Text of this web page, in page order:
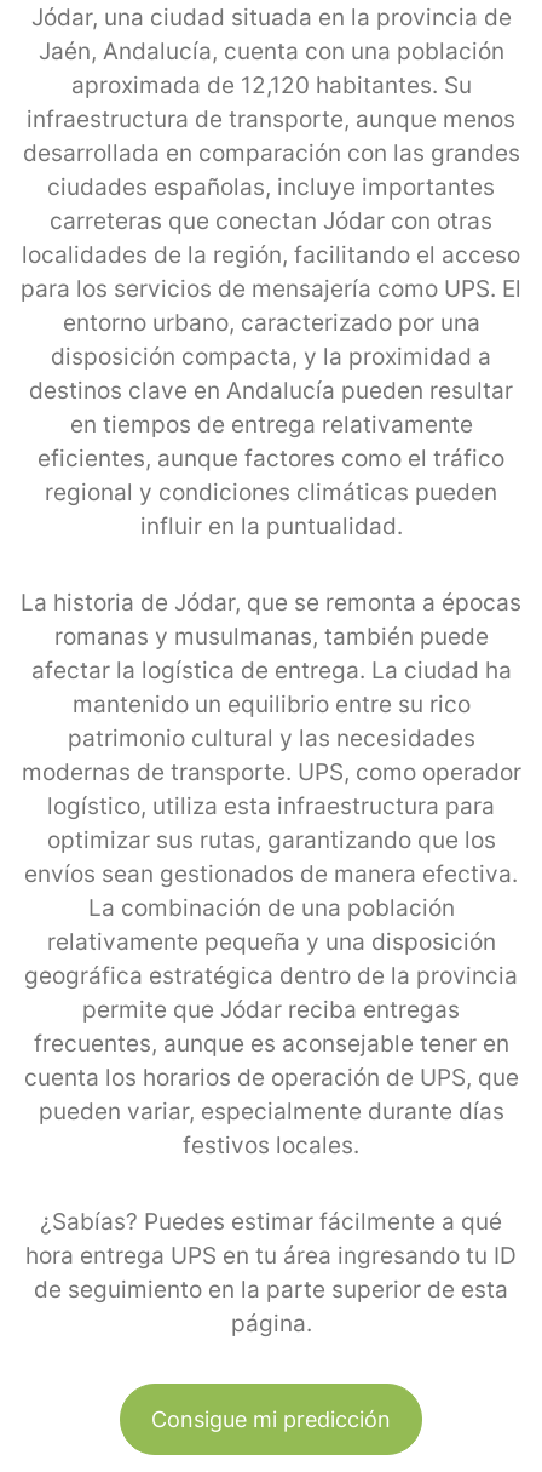
Jódar, una ciudad situada en la provincia de
Jaén, Andalucía, cuenta con una población
aproximada de 12,120 habitantes. Su
infraestructura de transporte, aunque menos
desarrollada en comparación con las grandes
ciudades españolas, incluye importantes
carreteras que conectan Jódar con otras
localidades de la región, facilitando el acceso
para los servicios de mensajería como UPS. El
entorno urbano, caracterizado por una
disposición compacta, y la proximidad a
destinos clave en Andalucía pueden resultar
en tiempos de entrega relativamente
eficientes, aunque factores como el tráfico
regional y condiciones climáticas pueden
influir en la puntualidad.
La historia de Jódar, que se remonta a épocas
romanas y musulmanas, también puede
afectar la logística de entrega. La ciudad ha
mantenido un equilibrio entre su rico
patrimonio cultural y las necesidades
modernas de transporte. UPS, como operador
logístico, utiliza esta infraestructura para
optimizar sus rutas, garantizando que los
envíos sean gestionados de manera efectiva.
La combinación de una población
relativamente pequeña y una disposición
geográfica estratégica dentro de la provincia
permite que Jódar reciba entregas
frecuentes, aunque es aconsejable tener en
cuenta los horarios de operación de UPS, que
pueden variar, especialmente durante días
festivos locales.
¿Sabías? Puedes estimar fácilmente a qué
hora entrega UPS en tu área ingresando tu ID
de seguimiento en la parte superior de esta
página.
Consigue mi predicción